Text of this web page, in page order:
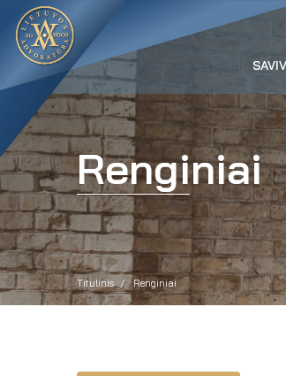
Renginiai
Titulinis Renginiai